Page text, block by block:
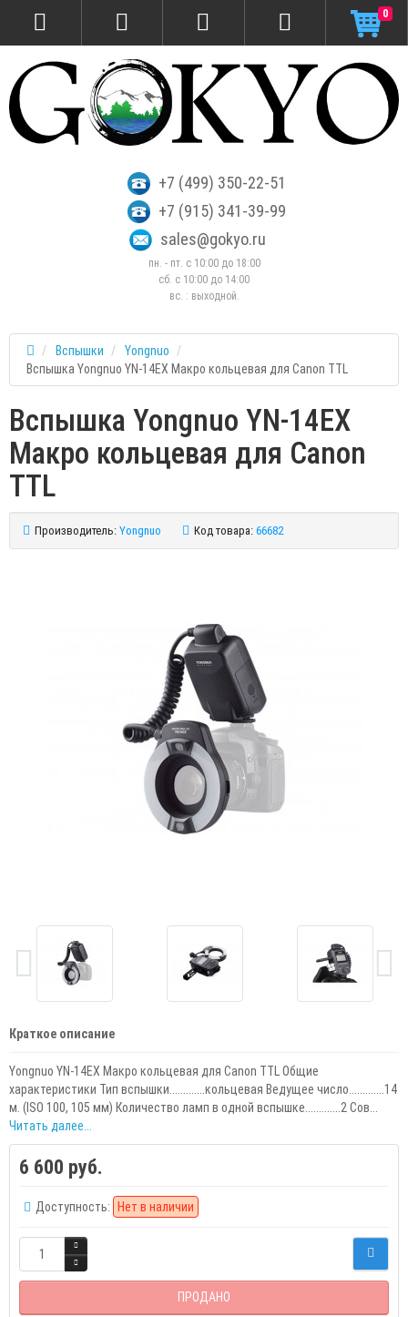
+7 (499) 350-22-51
+7 (915) 341-39-99
sales@gokyo.ru
пн. - пт. с 10:00 до 18:00
сб. c 10:00 до 14:00
вс. : выходной.
0
Вспышки
Yongnuo
Вспышка Yongnuo YN-14EX Макро кольцевая для Canon TTL
Вспышка Yongnuo YN-14EX
Макро кольцевая для Canon
TTL
Производитель: Yongnuo Код товара: 66682
Краткое описание
Yongnuo YN-14EX Макро кольцевая для Canon TTL Общие
характеристики Тип вспышки.............кольцевая Ведущее число.............14
м. (ISO 100, 105 мм) Количество ламп в одной вспышке.............2 Сов...
Читать далее...
6 600 руб.
Доступность: Нет в наличии
ПРОДАНО